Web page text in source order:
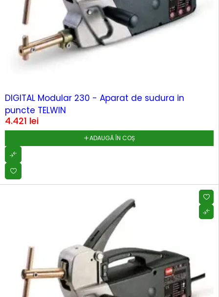
DIGITAL Modular 230 - Aparat de sudura in
puncte TELWIN
4.421 lei
ADAUGĂ ÎN COȘ